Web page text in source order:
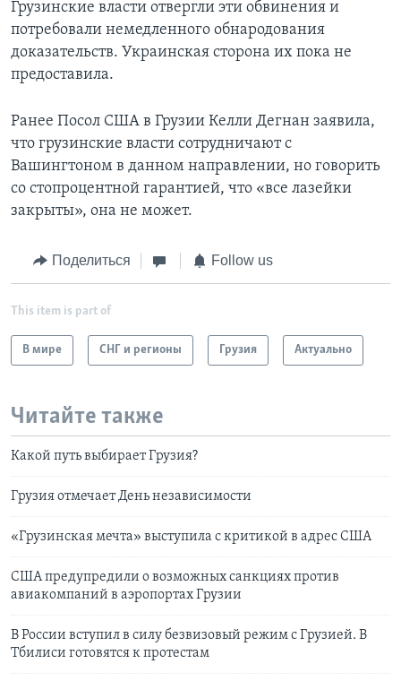
Грузинские власти отвергли эти обвинения и
потребовали немедленного обнародования
доказательств. Украинская сторона их пока не
предоставила.
Ранее Посол США в Грузии Келли Дегнан заявила,
что грузинские власти сотрудничают с
Вашингтоном в данном направлении, но говорить
со стопроцентной гарантией, что «все лазейки
закрыты», она не может.
Поделиться Follow us
This item is part of
В мире СНГ и регионы Грузия Актуально
Читайте также
Какой путь выбирает Грузия?
Грузия отмечает День независимости
«Грузинская мечта» выступила с критикой в адрес США
США предупредили о возможных санкциях против
авиакомпаний в аэропортах Грузии
В России вступил в силу безвизовый режим с Грузией. В
Тбилиси готовятся к протестам